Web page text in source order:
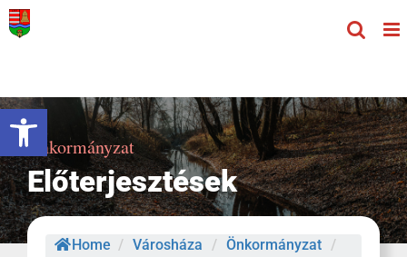
Eszköztár megnyitása
Kihagyás
Önkormányzat
Előterjesztések
Home / Városháza / Önkormányzat /